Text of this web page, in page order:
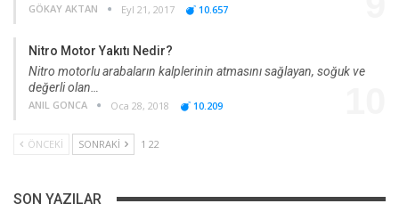
GÖKAY AKTAN Eyl 21, 2017 10.657
Nitro Motor Yakıtı Nedir?
Nitro motorlu arabaların kalplerinin atmasını sağlayan, soğuk ve
değerli olan…
ANIL GONCA Oca 28, 2018 10.209
ÖNCEKI SONRAKI 1 22
SON YAZILAR